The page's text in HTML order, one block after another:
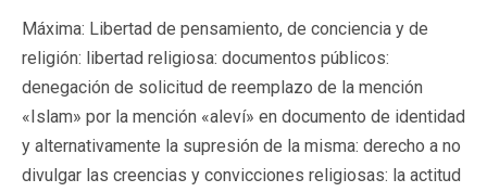
Máxima: Libertad de pensamiento, de conciencia y de
religión: libertad religiosa: documentos públicos:
denegación de solicitud de reemplazo de la mención
«Islam» por la mención «aleví» en documento de identidad
y alternativamente la supresión de la misma: derecho a no
divulgar las creencias y convicciones religiosas: la actitud